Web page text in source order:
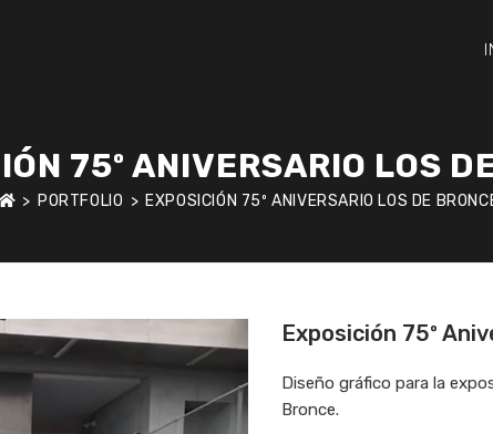
75º ANIVERSARIO LOS
> PORTFOLIO > EXPOSICIÓN 75º ANIVERSARIO LOS DE
Exposición 75º
Diseño gráfico para la
Bronce.